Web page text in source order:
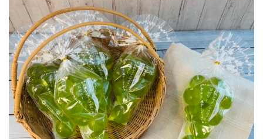
特集
2025.6.16
カード情報が適切ではありません。「カード...